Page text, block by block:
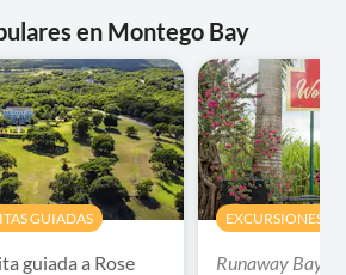
en Montego Bay
GUIADAS
guiada a Rose
EXCURSIONES
Runaway Bay -